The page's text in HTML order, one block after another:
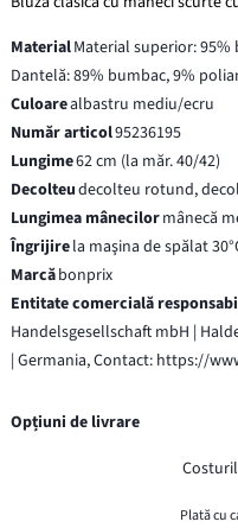
MaterialMaterial superior:
Dantelă: 89% bumbac, 9%
Culoarealbastru mediu/ecru
Număr articol95236195
Lungime62 cm (la măr. 40/42)
Decolteudecolteu rotund,
Lungimea mânecilormânecă
Îngrijirela maşina de spălat
Marcăbonprix
Entitate comercială
Handelsgesellschaft mbH |
| Germania, Contact: https://
Opțiuni de livrare
Plată cu